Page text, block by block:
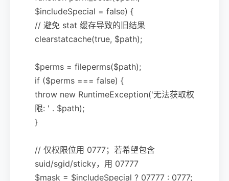
$includeSpecial = false) {
// 避免 stat 缓存导致的旧结果
clearstatcache(true, $path);
$perms = fileperms($path);
if ($perms === false) {
throw new RuntimeException('无法获取权
限: ' . $path);
}
// 仅权限位用 0777；若希望包含
suid/sgid/sticky，用 07777
$mask = $includeSpecial ? 07777 : 0777;